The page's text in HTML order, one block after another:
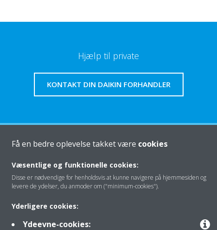
Hjælp til private
KONTAKT DIN DAIKIN FORHANDLER
Om os
Klimaløsning
Få en bedre oplevelse takket være cookies
Væsentlige og funktionelle cookies:
Disse er nødvendige for henholdsvis at kunne navigere på hjemmesiden og
levere de ydelser, du anmoder om ("minimum-cookies").
Yderligere cookies:
Ydeevne-cookies: